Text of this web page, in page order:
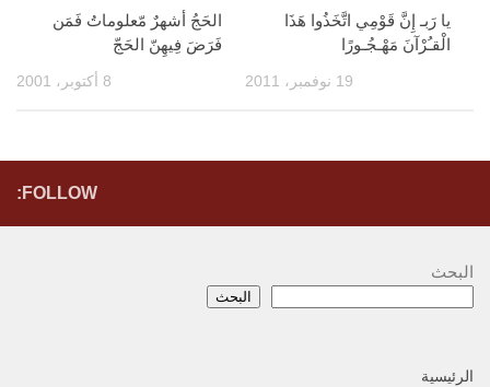
الحَجُ أشهرٌ مّعلوماتُ فَمَن
فَرَضَ فِيهِنّ الحَجّ
8 أكتوبر، 2001
يا رَبـ إِنَّ قَوْمِي اتَّخَذُوا هَذَا
الْقـُرْآنَ مَهْـجُـورًا
19 نوفمبر، 2011
FOLLOW:
البحث
البحث
الرئيسية